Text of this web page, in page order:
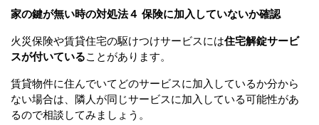
家の鍵が無い時の対処法４ 保険に加入していないか確認
火災保険や賃貸住宅の駆けつけサービスには住宅解錠サービ
スが付いていることがあります。
賃貸物件に住んでいてどのサービスに加入しているか分から
ない場合は、隣人が同じサービスに加入している可能性があ
るので相談してみましょう。